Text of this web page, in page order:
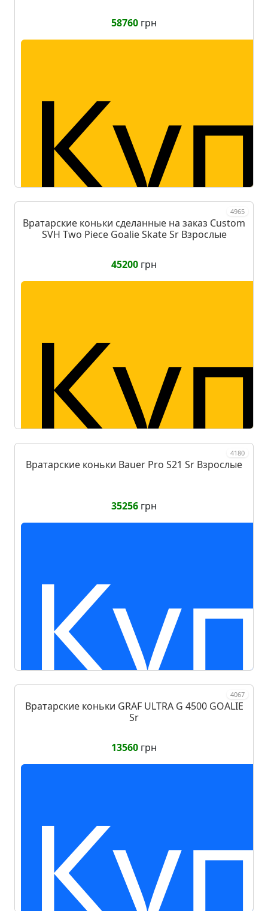
58760 грн
4965
Вратарские коньки сделанные на заказ Custom
SVH Two Piece Goalie Skate Sr Взрослые
45200 грн
4180
Вратарские коньки Bauer Pro S21 Sr Взрослые
35256 грн
4067
Вратарские коньки GRAF ULTRA G 4500 GOALIE
Sr
13560 грн